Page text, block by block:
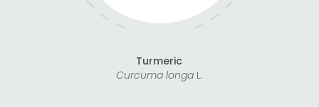
Turmeric
Curcuma longa L.